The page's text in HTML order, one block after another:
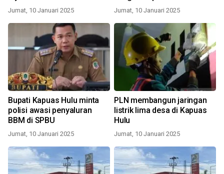
Jumat, 10 Januari 2025 Jumat, 10 Januari 2025
Bupati Kapuas Hulu minta
polisi awasi penyaluran
BBM di SPBU
Jumat, 10 Januari 2025
PLN membangun jaringan
listrik lima desa di Kapuas
Hulu
Jumat, 10 Januari 2025